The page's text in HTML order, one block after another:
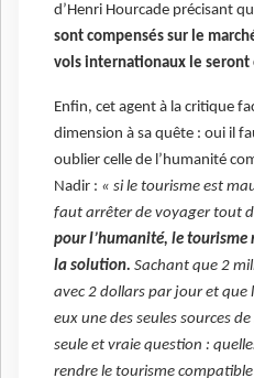
d’Henri Hourcade précisant
sont compensés sur le
vols internationaux le seront
Enfin, cet agent à la critique
dimension à sa quête : oui il
oublier celle de l’humanité
Nadir : « si le tourisme est
faut arrêter de voyager tout
pour l’humanité, le tourisme
la solution. Sachant que 2
avec 2 dollars par jour et que
eux une des seules sources
seule et vraie question :
rendre le tourisme